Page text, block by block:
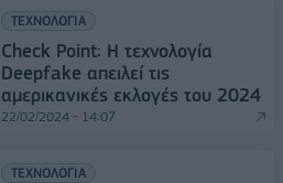
ΤΕΧΝΟΛΟΓΙΑ
Check Point: Η τεχνολογία
Deepfake απειλεί τις
αμερικανικές εκλογές του 2024
22/02/2024 - 14:07
ΤΕΧΝΟΛΟΓΙΑ